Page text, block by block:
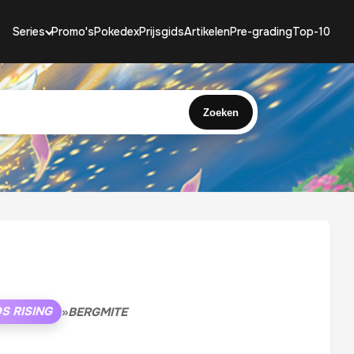
Series Promo'sPokedexPrijsgidsArtikelenPre-gradingTop-10
Zoeken
RISING »BERGMITE